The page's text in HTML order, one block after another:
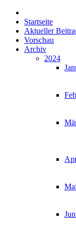
Startseite
Aktueller
Vorschau
Archiv
2024
Mai